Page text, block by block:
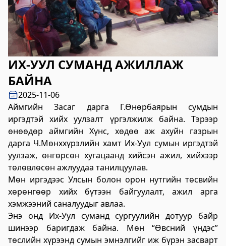
2023-06-06 14:53:59
Дэлгэрэнгүй
Булган аймгийн Нийгмийн даатгалын
хэлтэс
2023-06-06 14:50:54
Дэлгэрэнгүй
Өвөрхангай аймгийн цагдаагийн газар
2023-06-06 14:46:41
Дэлгэрэнгүй
Булган аймгийн Засаг Даргын Тамгын
газар
2023-06-06 14:41:13
Дэлгэрэнгүй
Дорноговь аймаг дахь Төрийн цахим
үйлчилгээний "ХУРДАН" төв
ИХ-УУЛ СУМАНД АЖИЛЛАЖ
БАЙНА
2025-11-06
Аймгийн Засаг дарга Г.Өнөрбаярын сумдын
иргэдтэй хийх уулзалт үргэлжилж байна. Тэрээр
өнөөдөр аймгийн Хүнс, хөдөө аж ахуйн газрын
дарга Ч.Мөнххүрэлийн хамт Их-Уул сумын иргэдтэй
уулзаж, өнгөрсөн хугацаанд хийсэн ажил, хийхээр
төлөвлөсөн ажлуудаа танилцуулав.
Мөн иргэдээс Улсын болон орон нутгийн төсвийн
хөрөнгөөр хийх бүтээн байгуулалт, ажил арга
хэмжээний саналуудыг авлаа.
Энэ онд Их-Уул суманд сургуулийн дотуур байр
шинээр баригдаж байна. Мөн “Өвсний үндэс”
төслийн хүрээнд сумын эмнэлгийг иж бүрэн засварт